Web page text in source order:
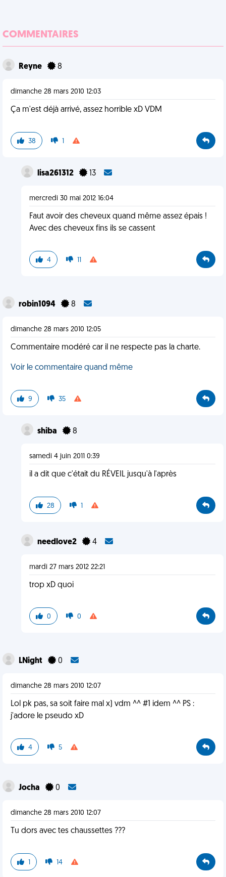
COMMENTAIRES
Reyne 8
dimanche 28 mars 2010 12:03
Ça m'est déjà arrivé, assez horrible xD VDM
38 1
lisa261312 13
mercredi 30 mai 2012 16:04
Faut avoir des cheveux quand même assez épais !
Avec des cheveux fins ils se cassent
4 11
robin1094 8
dimanche 28 mars 2010 12:05
Commentaire modéré car il ne respecte pas la charte.
Voir le commentaire quand même
9 35
shiba 8
samedi 4 juin 2011 0:39
il a dit que c'était du RÉVEIL jusqu'à l'après
28 1
needlove2 4
mardi 27 mars 2012 22:21
trop xD quoi
0 0
LNight 0
dimanche 28 mars 2010 12:07
Lol pk pas, sa soit faire mal x) vdm ^^ #1 idem ^^ PS :
j'adore le pseudo xD
4 5
Jocha 0
dimanche 28 mars 2010 12:07
Tu dors avec tes chaussettes ???
1 14